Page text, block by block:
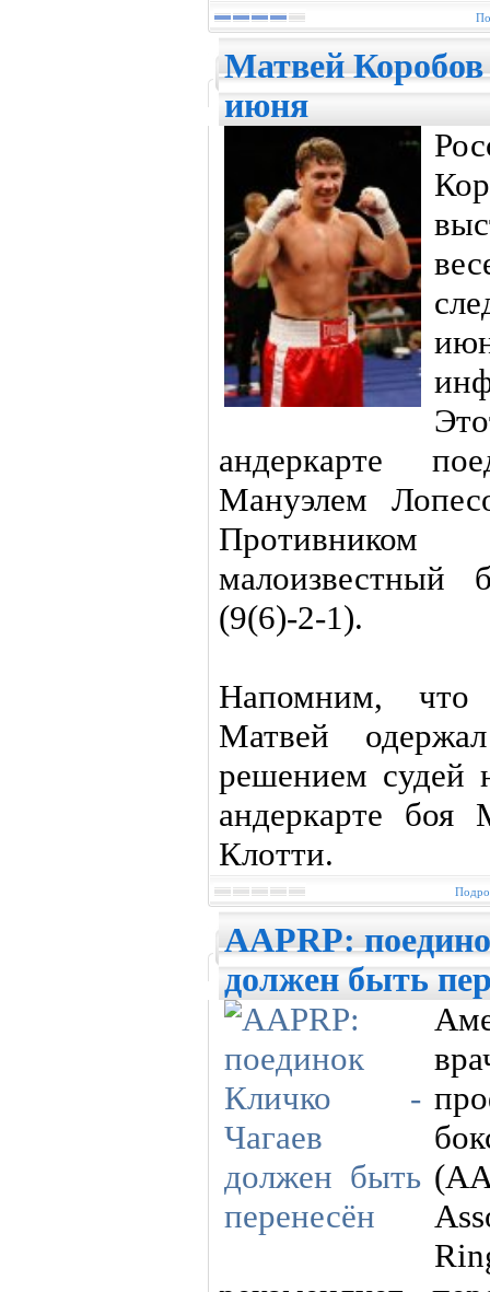
Матвей Коробов
июня
андеркарте
Мануэлем
малоизвестный
(9(6)-2-1).
Напомним,
Матвей
решением судей
андеркарте
Клотти.
AAPRP:
должен быть